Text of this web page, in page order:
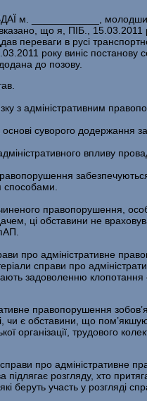
м. ____________,
що я, ПІБ.,
переваги в русі
року виніс
до позову.
з адміністративним
суворого додержання
впливу
правопорушення,
ці обставини не
про адміністративне
справи про
задоволенню
правопорушення
чи є обставини, що
організації, трудового
про адміністративне
розгляду, хто
беруть участь у розгляді